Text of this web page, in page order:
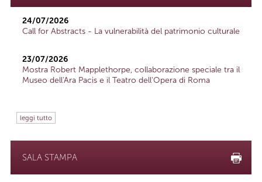
24/07/2026
Call for Abstracts - La vulnerabilità del patrimonio culturale
23/07/2026
Mostra Robert Mapplethorpe, collaborazione speciale tra il
Museo dell'Ara Pacis e il Teatro dell'Opera di Roma
leggi tutto
SALA STAMPA